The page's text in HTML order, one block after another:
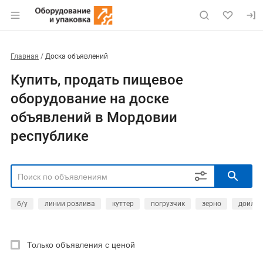
Главная Доска объявлений
Купить, продать пищевое
оборудование на доске
объявлений в Мордовии
республике
б/у линии розлива куттер погрузчик зерно
РЕГИОН Выбрать регион
Только объявления с ценой